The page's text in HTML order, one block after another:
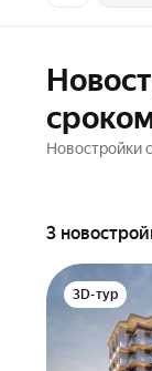
Новостройки
3
3D-тур